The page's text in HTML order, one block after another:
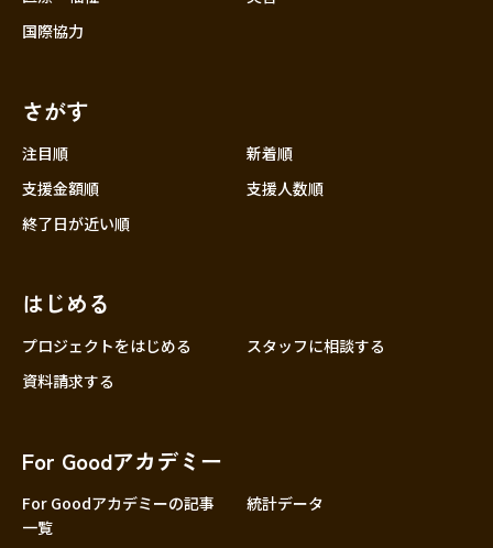
中国
国際協力
さがす
注目順
新着順
支援金額順
支援人数順
終了日が近い順
はじめる
プロジェクトをはじめる
スタッフに相談する
資料請求する
For Goodアカデミー
For Goodアカデミーの記事
一覧
統計データ